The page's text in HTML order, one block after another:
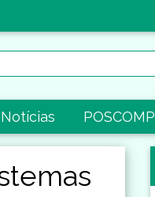
Notícias POSCOMP